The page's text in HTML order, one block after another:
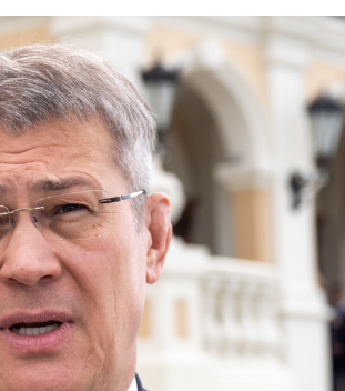
Опыт выживания в дикой
природе, работа
с ментальным и физическим
состоянием как основа
антихрупких команд